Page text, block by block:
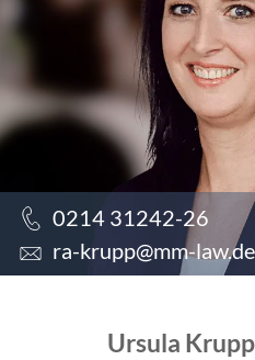
0214 31242-26
ra-krupp@mm-law.de
Ursula